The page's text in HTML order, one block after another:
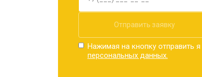
Замена аккумулятора
Замена кнопки включения
Отправить заявку
Нажимая на кнопку отправить
персональных данных.